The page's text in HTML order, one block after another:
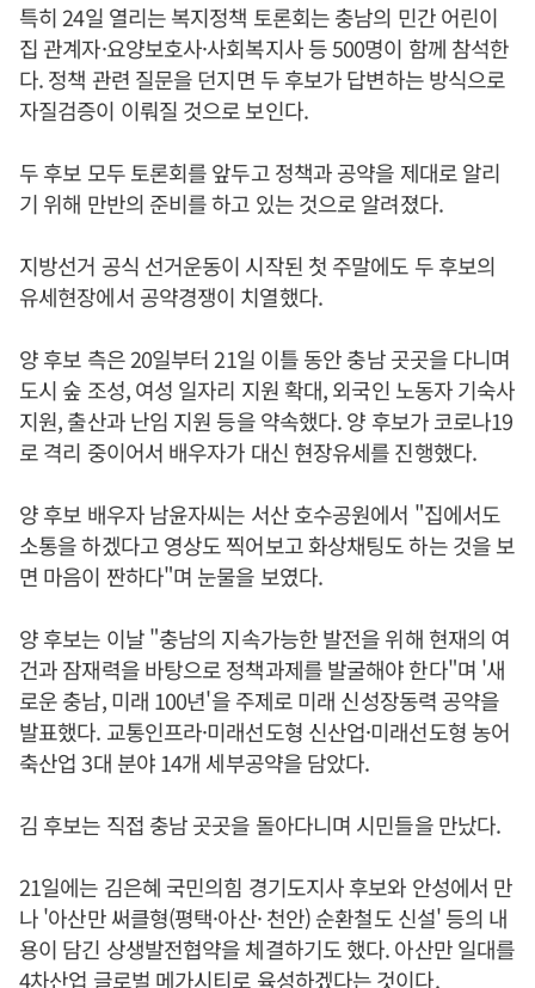
특히 24일 열리는 복지정책 토론회는 충남의 민간 어린이
집 관계자·요양보호사·사회복지사 등 500명이 함께 참석한
다. 정책 관련 질문을 던지면 두 후보가 답변하는 방식으로
자질검증이 이뤄질 것으로 보인다.
두 후보 모두 토론회를 앞두고 정책과 공약을 제대로 알리
기 위해 만반의 준비를 하고 있는 것으로 알려졌다.
지방선거 공식 선거운동이 시작된 첫 주말에도 두 후보의
유세현장에서 공약경쟁이 치열했다.
양 후보 측은 20일부터 21일 이틀 동안 충남 곳곳을 다니며
도시 숲 조성, 여성 일자리 지원 확대, 외국인 노동자 기숙사
지원, 출산과 난임 지원 등을 약속했다. 양 후보가 코로나19
로 격리 중이어서 배우자가 대신 현장유세를 진행했다.
양 후보 배우자 남윤자씨는 서산 호수공원에서 "집에서도
소통을 하겠다고 영상도 찍어보고 화상채팅도 하는 것을 보
면 마음이 짠하다"며 눈물을 보였다.
양 후보는 이날 "충남의 지속가능한 발전을 위해 현재의 여
건과 잠재력을 바탕으로 정책과제를 발굴해야 한다"며 '새
로운 충남, 미래 100년'을 주제로 미래 신성장동력 공약을
발표했다. 교통인프라·미래선도형 신산업·미래선도형 농어
축산업 3대 분야 14개 세부공약을 담았다.
김 후보는 직접 충남 곳곳을 돌아다니며 시민들을 만났다.
21일에는 김은혜 국민의힘 경기도지사 후보와 안성에서 만
나 '아산만 써클형(평택·아산· 천안) 순환철도 신설' 등의 내
용이 담긴 상생발전협약을 체결하기도 했다. 아산만 일대를
4차산업 글로벌 메가시티로 육성하겠다는 것이다.